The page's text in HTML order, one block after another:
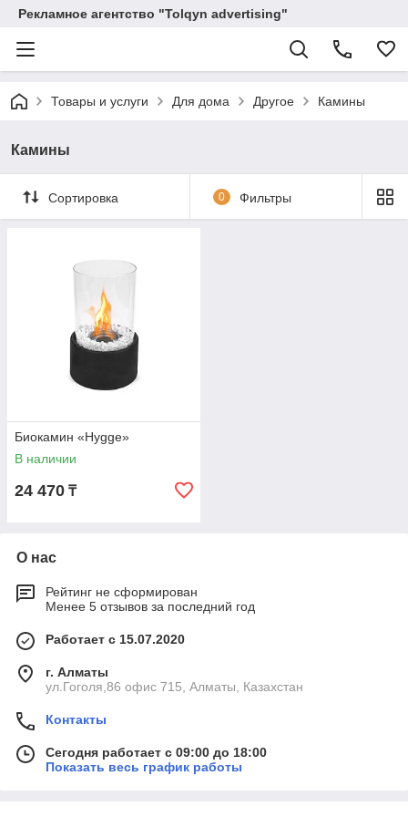
Рекламное агентство "Tolqyn advertising"
Товары и услуги Для дома Другое Камины
Камины
Сортировка 0 Фильтры
Биокамин «Hygge»
В наличии
24 470 ₸
О нас
Рейтинг не сформирован
Менее 5 отзывов за последний год
Работает с 15.07.2020
г. Алматы
ул.Гоголя,86 офис 715, Алматы, Казахстан
Контакты
Сегодня работает с 09:00 до 18:00
Показать весь график работы